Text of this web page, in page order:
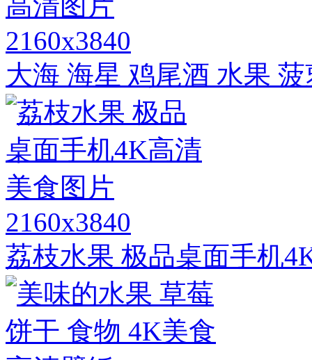
2160x3840
大海 海星 鸡尾酒 水果
2160x3840
荔枝水果 极品桌面手机